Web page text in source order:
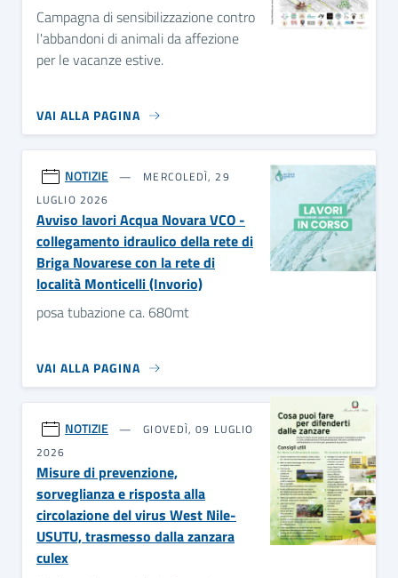
Campagna di sensibilizzazione contro
l'abbandoni di animali da affezione
per le vacanze estive.
VAI ALLA PAGINA
NOTIZIE
MERCOLEDÌ, 29
LUGLIO 2026
Avviso lavori Acqua Novara VCO -
collegamento idraulico della rete di
Briga Novarese con la rete di
località Monticelli (Invorio)
posa tubazione ca. 680mt
VAI ALLA PAGINA
NOTIZIE
GIOVEDÌ, 09 LUGLIO
2026
Misure di prevenzione,
sorveglianza e risposta alla
circolazione del virus West Nile-
USUTU, trasmesso dalla zanzara
culex